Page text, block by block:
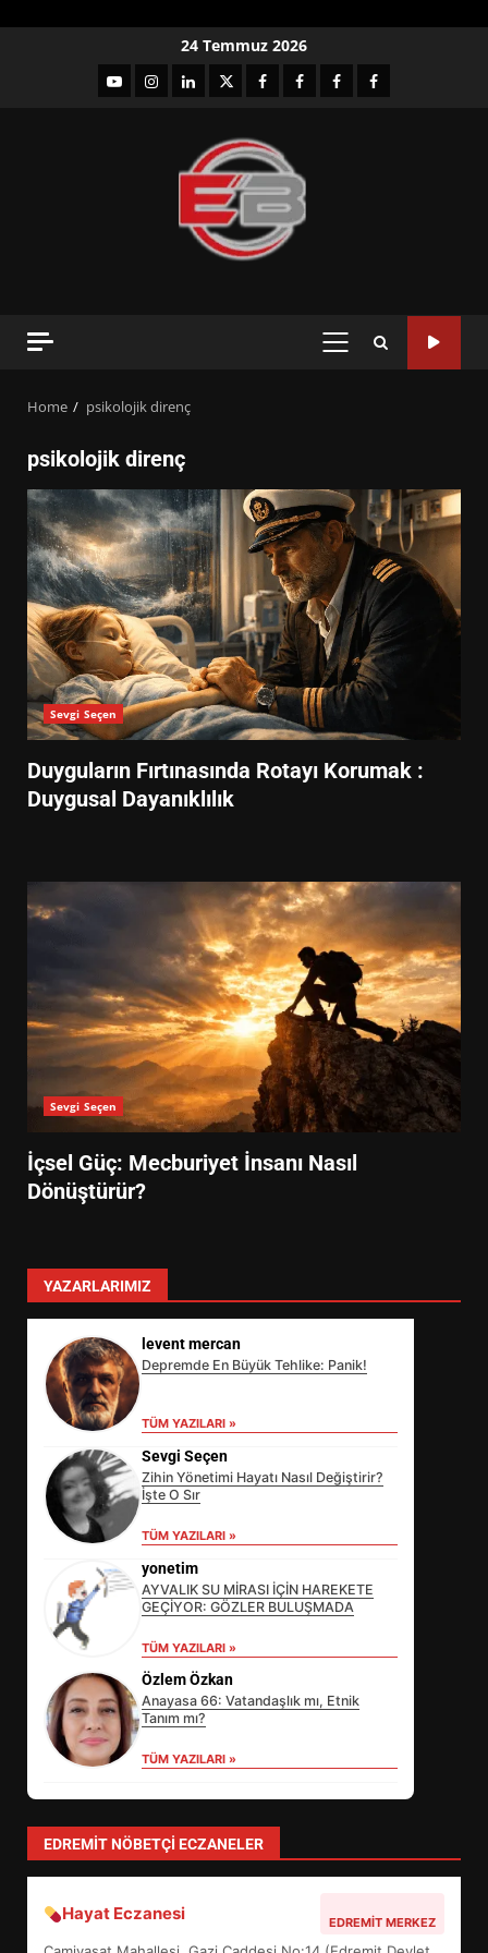
24 Temmuz 2026
YouTubeInstagram
LinkedIntwitterfacebook-Facebook-
Facebook-Facebook-
PRIMARY
Home psikolojik direnç
psikolojik direnç
Sevgi Seçen
Duyguların Fırtınasında Rotayı Korumak :
Duygusal Dayanıklılık
Sevgi Seçen
İçsel Güç: Mecburiyet İnsanı Nasıl
Dönüştürür?
YAZARLARIMIZ
levent mercan
Depremde En Büyük Tehlike: Panik!
TÜM YAZILARI »
Sevgi Seçen
Zihin Yönetimi Hayatı Nasıl Değiştirir?
İşte O Sır
TÜM YAZILARI »
yonetim
AYVALIK SU MİRASI İÇİN HAREKETE
GEÇİYOR: GÖZLER BULUŞMADA
TÜM YAZILARI »
Özlem Özkan
Anayasa 66: Vatandaşlık mı, Etnik
Tanım mı?
TÜM YAZILARI »
EDREMIT NÖBETÇI ECZANELER
Hayat Eczanesi EDREMIT MERKEZ
3
EİB’DE KRİTİK ATAMA:
SÜRDÜRÜLEBİLİRLİKTE NE
EDREMİT’İN GURURU TÜRKİYE
FİNALİNDE NE BAŞARDI?